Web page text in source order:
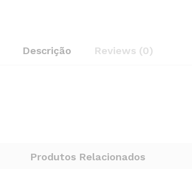
Descrição Reviews (0)
Produtos Relacionados